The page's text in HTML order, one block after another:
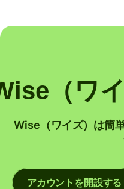
（ワ
Wise（ワイズ）は簡
アカウントを開設する